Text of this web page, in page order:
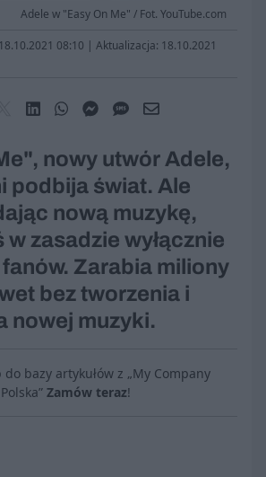
Adele w "Easy On Me" / Fot. YouTube.com
18.10.2021 08:10 | Aktualizacja: 18.10.2021
nowy utwór Adele,
podbija świat. Ale
nową muzykę,
w zasadzie wyłącznie
Zarabia miliony
bez tworzenia i
nowej muzyki.
bazy artykułów z „My Company
Polska” Zamów teraz!